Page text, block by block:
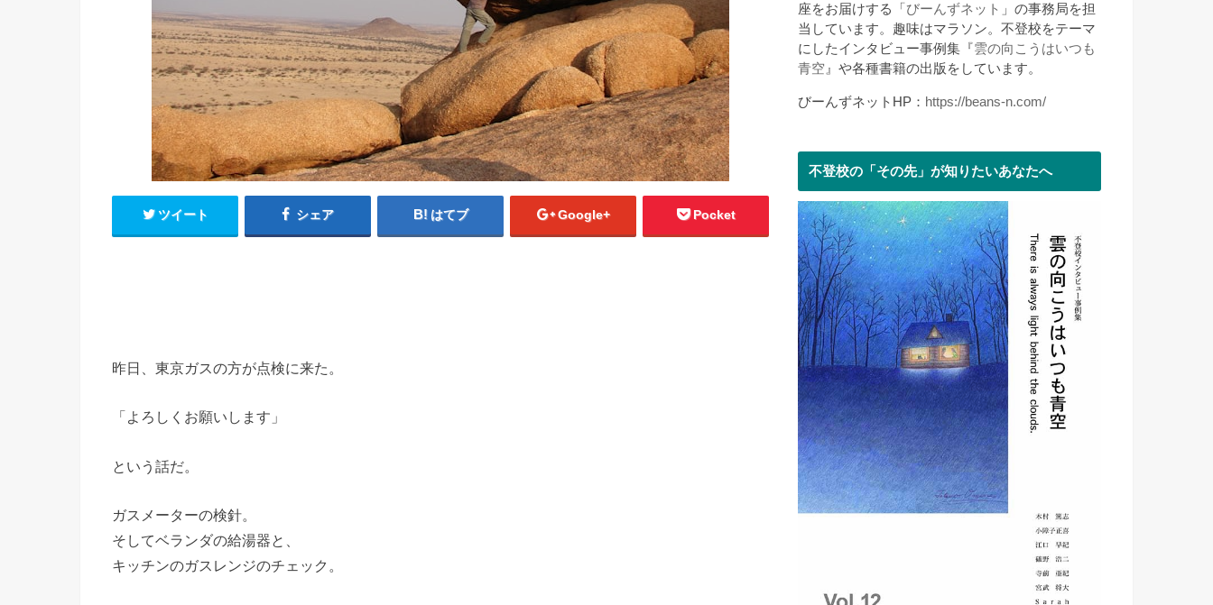
ツイート シェア はてブ Google+ Pocket
昨日、東京ガスの方が点検に来た。
「よろしくお願いします」
という話だ。
ガスメーターの検針。
そしてベランダの給湯器と、
キッチンのガスレンジのチェック。
座をお届けする「 びーんずネット 」の事務局を担
当しています。趣味はマラソン。不登校をテーマ
にしたインタビュー事例集『雲の向こうはいつも
青空 』や各種書籍の出版をしています。
びーんずネットHP： https://beans-n.com/
不登校の「その先」が知りたいあなたへ